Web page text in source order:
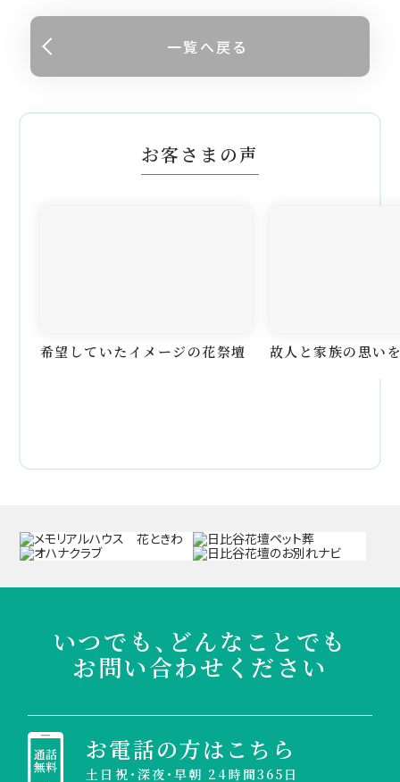
一覧へ戻る
お客さまの声
希望していたイメージの花祭壇 故人と家族の思い
いつでも、どんなことでも
お問い合わせください
お電話の方はこちら
土日祝・深夜・早朝 24時間365日